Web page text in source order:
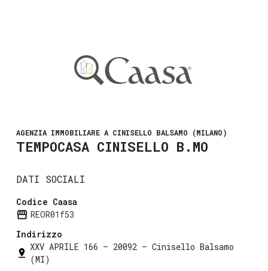
AGENZIA IMMOBILIARE A CINISELLO BALSAMO (MILANO)
TEMPOCASA CINISELLO B.MO
DATI SOCIALI
Codice Caasa
REOR01f53
Indirizzo
XXV APRILE 166 — 20092 — Cinisello Balsamo
(MI)